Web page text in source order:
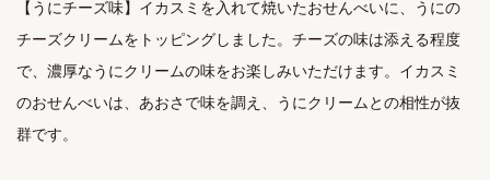
【うにチーズ味】イカスミを入れて焼いたおせんべいに、うにの
チーズクリームをトッピングしました。チーズの味は添える程度
で、濃厚なうにクリームの味をお楽しみいただけます。イカスミ
のおせんべいは、あおさで味を調え、うにクリームとの相性が抜
群です。